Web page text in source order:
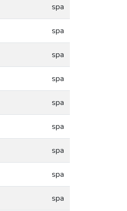
spa
spa
spa
spa
spa
spa
spa
spa
spa